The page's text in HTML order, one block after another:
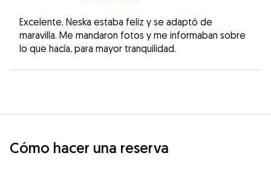
Excelente, Neska estaba feliz y se adaptó de
maravilla. Me mandaron fotos y me informaban sobre
lo que hacía, para mayor tranquilidad.
Cómo hacer una reserva